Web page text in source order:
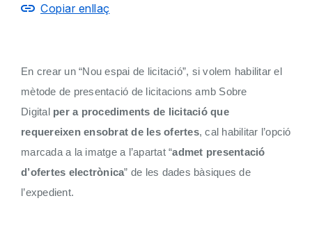
Copiar enllaç
En crear un “Nou espai de licitació”, si volem habilitar el
mètode de presentació de licitacions amb Sobre
Digital per a procediments de licitació que
requereixen ensobrat de les ofertes, cal habilitar l’opció
marcada a la imatge a l’apartat “admet presentació
d’ofertes electrònica” de les dades bàsiques de
l’expedient.